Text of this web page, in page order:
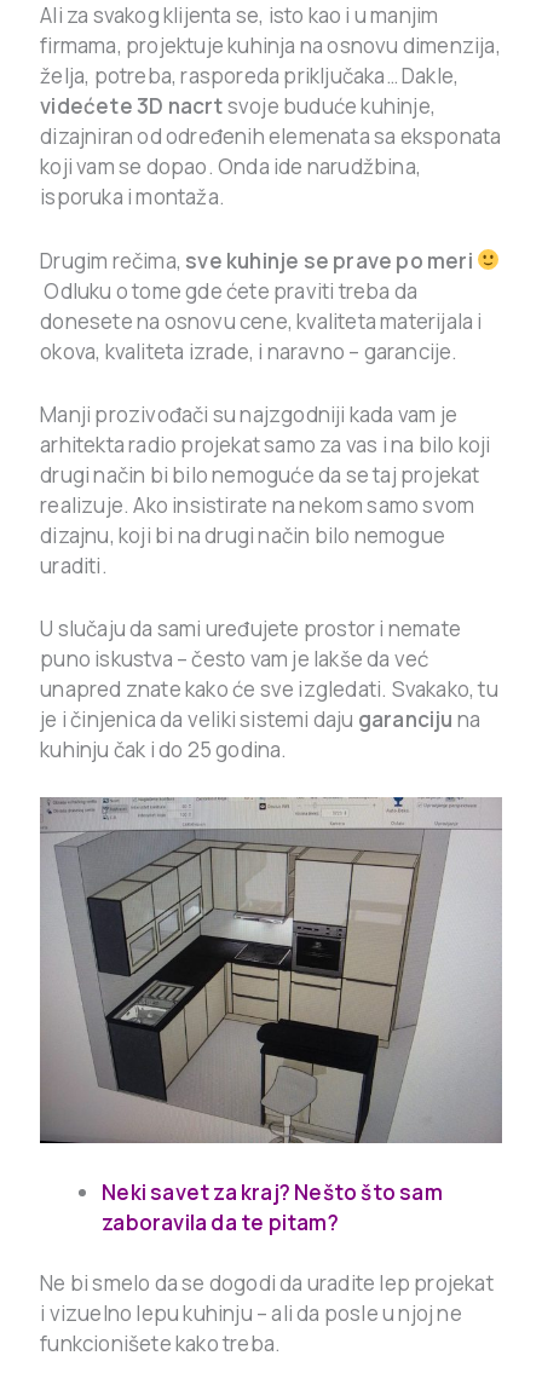
Ali za svakog klijenta se, isto kao i u manjim
firmama, projektuje kuhinja na osnovu dimenzija,
želja, potreba, rasporeda priključaka… Dakle,
videćete 3D nacrtsvoje buduće kuhinje,
dizajniran od određenih elemenata sa eksponata
koji vam se dopao. Onda ide narudžbina,
isporuka i montaža.
Drugim rečima, sve kuhinje se prave po meri
Odluku o tome gde ćete praviti treba da
donesete na osnovu cene, kvaliteta materijala i
okova, kvaliteta izrade, i naravno – garancije.
Manji prozivođači su najzgodniji kada vam je
arhitekta radio projekat samo za vas i na bilo koji
drugi način bi bilo nemoguće da se taj projekat
realizuje. Ako insistirate na nekom samo svom
dizajnu, koji bi na drugi način bilo nemogue
uraditi.
U slučaju da sami uređujete prostor i nemate
puno iskustva – često vam je lakše da već
unapred znate kako će sve izgledati. Svakako, tu
je i činjenica da veliki sistemi daju garanciju na
kuhinju čak i do 25 godina.
Neki savet za kraj? Nešto što sam
zaboravila da te pitam?
Ne bi smelo da se dogodi da uradite lep projekat
i vizuelno lepu kuhinju – ali da posle u njoj ne
funkcionišete kako treba.